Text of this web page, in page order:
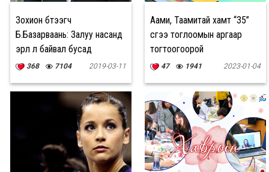
Зохион бүтээгч
Б.Базарваань: Залуу насанд
эрүүл л байвал бусад
асуудлыг инээж байгаад л
368 7104 2019-03-11
Аами, Таамитай хамт “35”
үсгээ тоглоомын аргаар
тогтоогоорой
47 1941 2023-01-04